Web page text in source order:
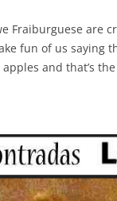
Fraiburguese are
fun of us saying
and that’s